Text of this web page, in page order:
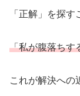
「正解」を探す
「私が腹落ちす
これが解決への